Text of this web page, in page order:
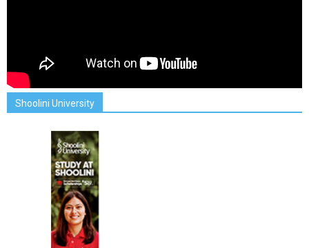
Shoolini University